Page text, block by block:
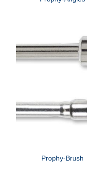
Prophy-Brush